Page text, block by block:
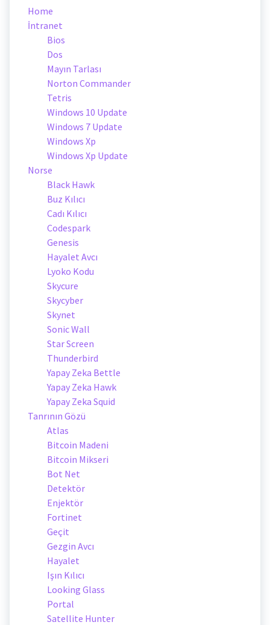
Home
İntranet
Bios
Dos
Mayın Tarlası
Norton Commander
Tetris
Windows 10 Update
Windows 7 Update
Windows Xp
Windows Xp Update
Norse
Black Hawk
Buz Kılıcı
Cadı Kılıcı
Codespark
Genesis
Hayalet Avcı
Lyoko Kodu
Skycure
Skycyber
Skynet
Sonic Wall
Star Screen
Thunderbird
Yapay Zeka Bettle
Yapay Zeka Hawk
Yapay Zeka Squid
Tanrının Gözü
Atlas
Bitcoin Madeni
Bitcoin Mikseri
Bot Net
Detektör
Enjektör
Fortinet
Geçit
Gezgin Avcı
Hayalet
Işın Kılıcı
Looking Glass
Portal
Satellite Hunter